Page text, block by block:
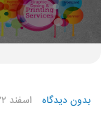
اسفند ۲۲, ۱۳۹۶ بدون دیدگاه